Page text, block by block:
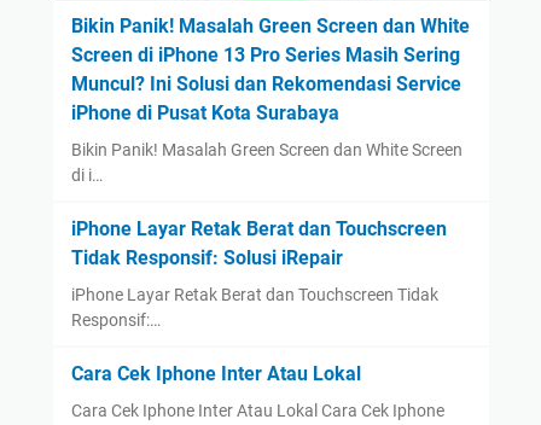
Bikin Panik! Masalah Green Screen dan White
Screen di iPhone 13 Pro Series Masih Sering
Muncul? Ini Solusi dan Rekomendasi Service
iPhone di Pusat Kota Surabaya
Bikin Panik! Masalah Green Screen dan White Screen
di i…
iPhone Layar Retak Berat dan Touchscreen
Tidak Responsif: Solusi iRepair
iPhone Layar Retak Berat dan Touchscreen Tidak
Responsif:…
Cara Cek Iphone Inter Atau Lokal
Cara Cek Iphone Inter Atau Lokal Cara Cek Iphone